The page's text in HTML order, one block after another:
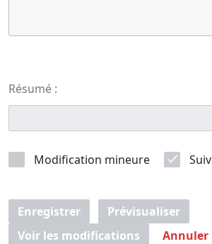
Résumé :
Modification mineure
Enregistrer
Prévisualiser
Voir les modifications
Annuler